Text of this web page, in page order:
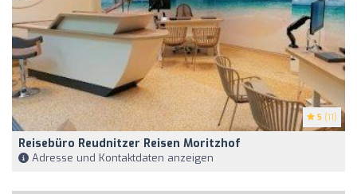
5 (11)
Reisebüro Reudnitzer Reisen Moritzhof
Adresse und Kontaktdaten anzeigen